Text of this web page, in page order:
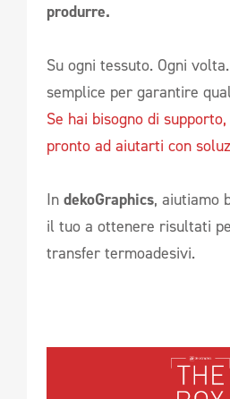
produrre.
Su ogni tessuto. Ogni
semplice per garantire
Se hai bisogno di
pronto ad aiutarti con
In dekoGraphics, aiutiamo
il tuo a ottenere risultati
transfer termoadesivi.